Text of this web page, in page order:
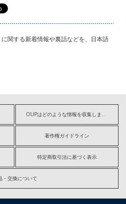
関する新着情報や裏話などを、日本語
OUPはどのような情報を収集しますか?
著作権ガイドライン
特定商取引法に基づく表示
・交換について